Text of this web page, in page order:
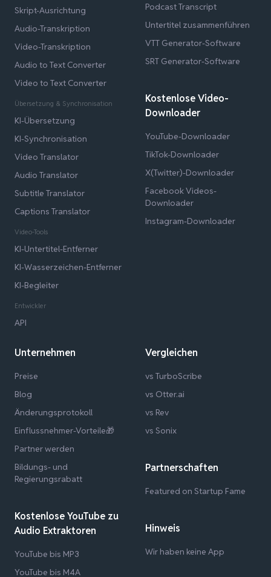
Skript-Ausrichtung
Audio-Transkription
Video-Transkription
Audio to Text Converter
Video to Text Converter
Übersetzung & Synchronisation
KI-Übersetzung
KI-Synchronisation
Video Translator
Audio Translator
Subtitle Translator
Captions Translator
Video-Tools
KI-Untertitel-Entferner
KI-Wasserzeichen-Entferner
KI-Begleiter
Entwickler
API
Podcast Transcript
Untertitel zusammenführen
VTT Generator-Software
SRT Generator-Software
Kostenlose Video-
Downloader
YouTube-Downloader
TikTok-Downloader
X(Twitter)-Downloader
Facebook Videos-
Downloader
Instagram-Downloader
Unternehmen
Preise
Blog
Änderungsprotokoll
Einflussnehmer-Vorteile🎁
Partner werden
Bildungs- und
Regierungsrabatt
Kostenlose YouTube zu
Audio Extraktoren
YouTube bis MP3
YouTube bis M4A
Vergleichen
vs TurboScribe
vs Otter.ai
vs Rev
vs Sonix
Partnerschaften
Featured on Startup Fame
Hinweis
Wir haben keine App